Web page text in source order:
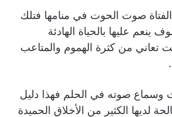
صوت الحوت في منامها فتلك
ينعم عليها بالحياة الهادئة
تعاني من كثرة الهموم والمتاعب
وسماع صوته في الحلم فهذا دليل
لديها الكثير من الأخلاق الحميدة